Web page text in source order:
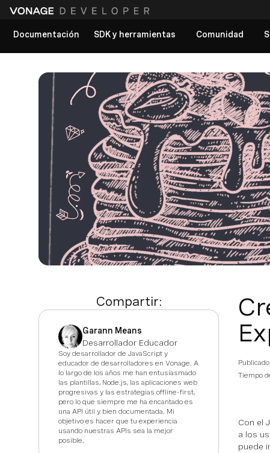
Documentación
SDK y herramientas Comunidad
Compartir:
Garann Means
Desarrollador Educador
Soy desarrollador de JavaScript y
educador de desarrolladores en Vonage. A
lo largo de los años me han entusiasmado
las plantillas, Node.js, las aplicaciones web
progresivas y las estrategias offline-first,
pero lo que siempre me ha encantado es
una API útil y bien documentada. Mi
objetivo es hacer que tu experiencia
usando nuestras APIs sea la mejor
posible.
Tiempo
Con el
a los
puede